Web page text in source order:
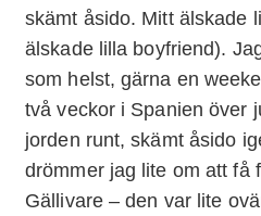
skämt åsido. Mitt älskade
älskade lilla boyfriend).
som helst, gärna en
två veckor i Spanien över
jorden runt, skämt åsido
drömmer jag lite om att få
Gällivare – den var lite